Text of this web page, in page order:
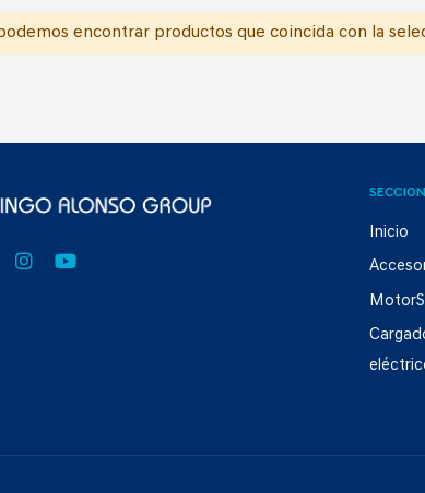
encontrar productos que coincida con la
Inicio